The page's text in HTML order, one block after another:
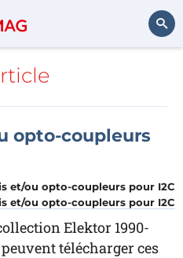
opto-coupleurs
et/ou opto-coupleurs pour I2C
Elektor 1990-
télécharger ces